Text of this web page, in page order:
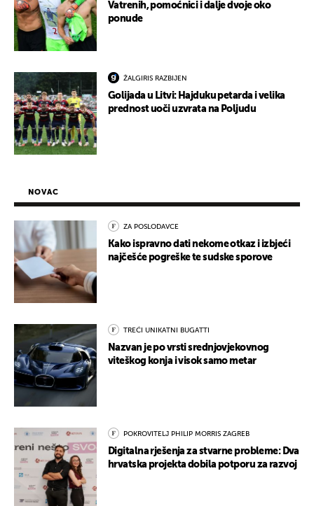
Vatrenih, pomoćnici i dalje dvoje oko
ponude
ŽALGIRIS RAZBIJEN
Golijada u Litvi: Hajduku petarda i velika
prednost uoči uzvrata na Poljudu
NOVAC
ZA POSLODAVCE
Kako ispravno dati nekome otkaz i izbjeći
najčešće pogreške te sudske sporove
TREĆI UNIKATNI BUGATTI
Nazvan je po vrsti srednjovjekovnog
viteškog konja i visok samo metar
POKROVITELJ PHILIP MORRIS ZAGREB
Digitalna rješenja za stvarne probleme: Dva
hrvatska projekta dobila potporu za razvoj